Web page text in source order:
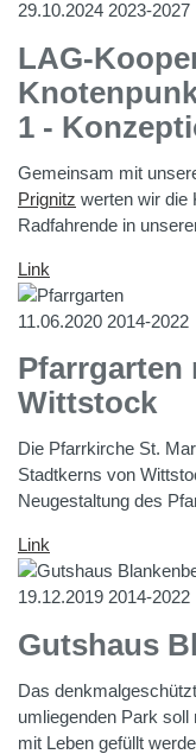
29.10.2024 2023-2027
LAG-
1 -
Gemeinsam mit
Prignitz werten wir die
Radfahrende in
Link
11.06.2020 2014-2022
Pfarrgarten
Wittstock
Die Pfarrkirche St.
Stadtkerns von
Neugestaltung des
Link
19.12.2019 2014-2022
Gutshaus
Das
umliegenden Park
mit Leben gefüllt